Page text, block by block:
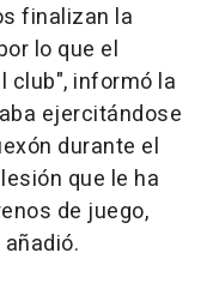
finalizan la
lo que el
club", informó la
ejercitándose
durante el
que le ha
de juego,